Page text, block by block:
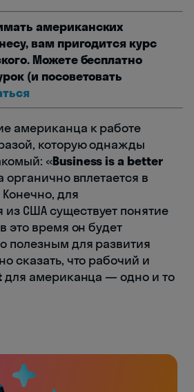
американских
вам пригодится курс
Можете бесплатно
(и посоветовать
американца к работе
которую однажды
«Business is a better
органично вплетается в
для
США существует понятие
это время он будет
полезным для развития
сказать, что рабочий и
для американца — одно и то